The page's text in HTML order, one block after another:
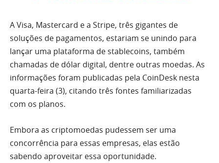
A Visa, Mastercard e a Stripe, três gigantes de
soluções de pagamentos, estariam se unindo para
lançar uma plataforma de stablecoins, também
chamadas de dólar digital, dentre outras moedas. As
informações foram publicadas pela CoinDesk nesta
quarta-feira (3), citando três fontes familiarizadas
com os planos.
Embora as criptomoedas pudessem ser uma
concorrência para essas empresas, elas estão
sabendo aproveitar essa oportunidade.